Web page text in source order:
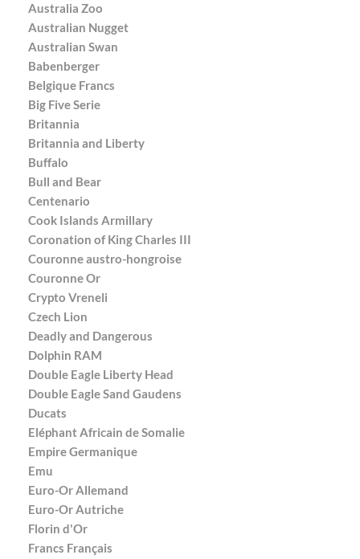
Australia Zoo
Australian Nugget
Australian Swan
Babenberger
Belgique Francs
Big Five Serie
Britannia
Britannia and Liberty
Buffalo
Bull and Bear
Centenario
Cook Islands Armillary
Coronation of King Charles III
Couronne austro-hongroise
Couronne Or
Crypto Vreneli
Czech Lion
Deadly and Dangerous
Dolphin RAM
Double Eagle Liberty Head
Double Eagle Sand Gaudens
Ducats
Eléphant Africain de Somalie
Empire Germanique
Emu
Euro-Or Allemand
Euro-Or Autriche
Florin d'Or
Francs Français